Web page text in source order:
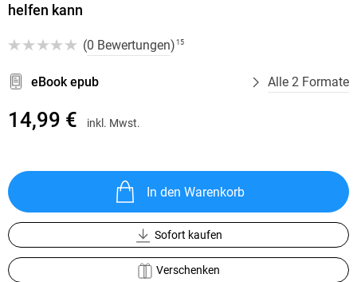
helfen kann
(0 Bewertungen) 15
eBook epub Alle 2 Formate
14,99 € inkl. Mwst.
In den Warenkorb
Sofort kaufen
Verschenken